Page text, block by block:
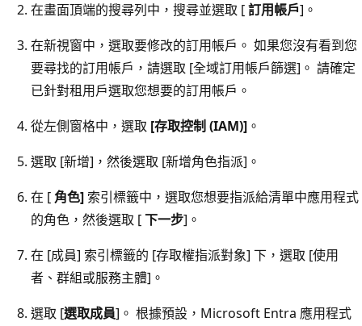
在畫面頂端的搜尋列中，搜尋並選取 [訂用帳戶]。
在新視窗中，選取要修改的訂用帳戶。 如果您沒有看到您
要尋找的訂用帳戶，請選取 [全域訂用帳戶篩選] 。 請確定
已針對租用戶選取您想要的訂用帳戶。
從左側窗格中，選取 [存取控制 (IAM)] 。
選取 [新增] ，然後選取 [新增角色指派] 。
在 [角色] 索引標籤中，選取您想要指派給清單中應用程式
的角色，然後選取 [下一步]。
在 [成員] 索引標籤的 [存取權指派對象] 下，選取 [使用
者、群組或服務主體] 。
選取 [選取成員]。 根據預設，Microsoft Entra 應用程式